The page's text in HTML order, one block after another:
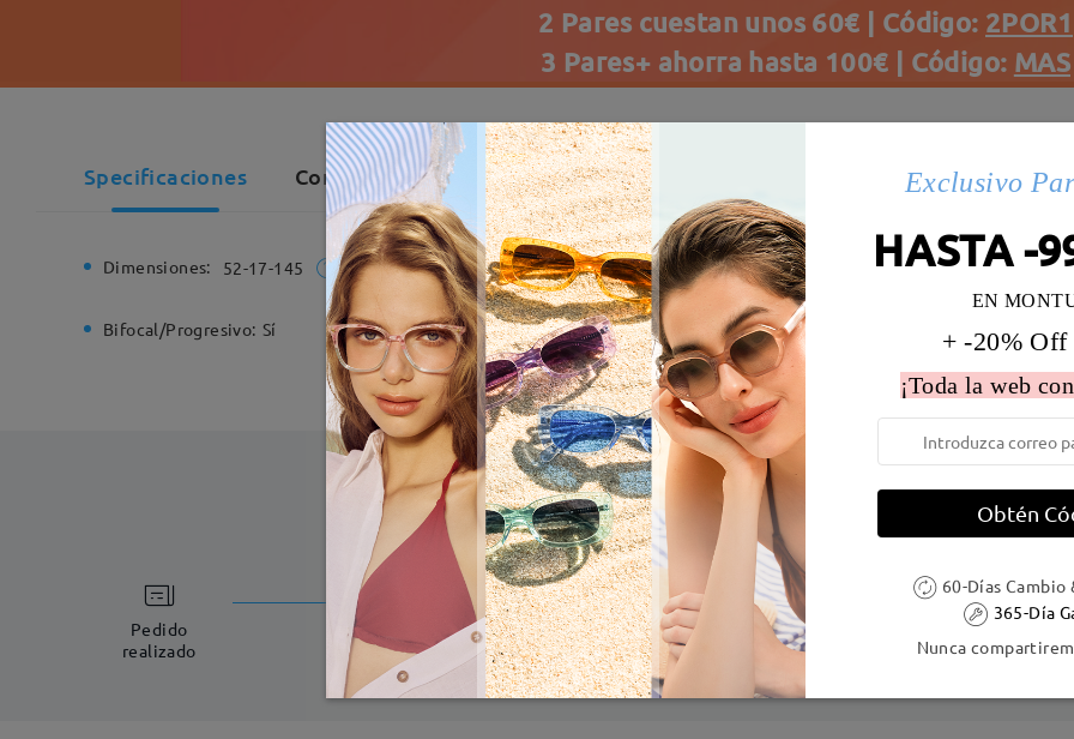
2 Pares cuestan unos 60€ | Código: 2POR1
3 Pares+ ahorra hasta 100€ | Código: MAS
Specificaciones Comentarios de Clientes(6)
Dimensiones: 52-17-145 Ancho de la montura: 132 mm (Medio) Diametro de lentes: 55 mm
Bifocal/Progresivo: Sí Bisagra de resorte: No Material de la montura: Tr
DELIVERY
Pedido
realizado
Fabricación
5-7 días laborales detalles
Exclusivo
HASTA -
EN
+ -20% Off
¡Toda la web
Obtén
60-Días Cambio
365-Día
Nunca